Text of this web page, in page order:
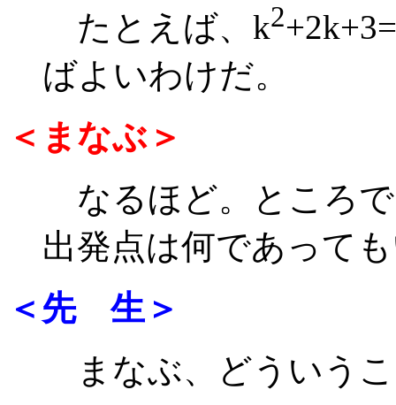
たとえば、k2
ばよいわけだ。
＜まなぶ＞
なるほど。ところ
出発点は何であって
＜先 生＞
まなぶ、どういう